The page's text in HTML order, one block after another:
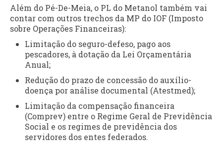
Além do Pé-De-Meia, o PL do Metanol também vai
contar com outros trechos da MP do IOF (Imposto
sobre Operações Financeiras):
Limitação do seguro-defeso, pago aos
pescadores, à dotação da Lei Orçamentária
Anual;
Redução do prazo de concessão do auxílio-
doença por análise documental (Atestmed);
Limitação da compensação financeira
(Comprev) entre o Regime Geral de Previdência
Social e os regimes de previdência dos
servidores dos entes federados.